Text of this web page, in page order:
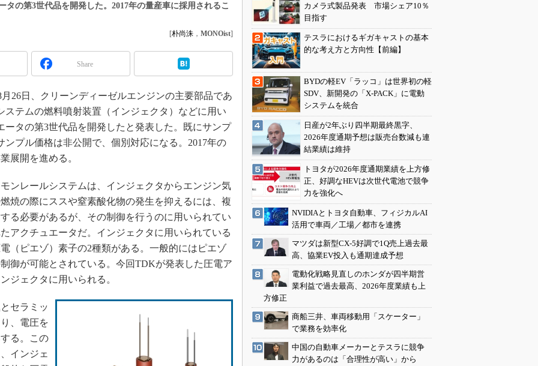
EdgeTech+
AUTOMOTIVE WORLD
産業オープンネット展
組み込みモデリング
ISO26262
3Dプリンタ
S＆OP
メイドインジャパン
植物工場
知財マネジメント
海外生産
新型コロナへの対応
の第3世代品を開発した。2017年の量産車に採用されるこ
[朴尚洙 ， MONOist]
Share
26日、クリーンディーゼルエンジンの主要部品であ
ステムの燃料噴射装置（インジェクタ）などに用い
ータの第3世代品を開発したと発表した。既にサンプ
ンプル価格は非公開で、個別対応になる。2017年の
展開を進める。
レールシステムは、インジェクタからエンジン気
焼の際にススや窒素酸化物の発生を抑えるには、複
る必要があるが、その制御を行うのに用いられてい
アクチュエータだ。インジェクタに用いられている
（ピエゾ）素子の2種類がある。一般的にはピエゾ
御が可能とされている。今回TDKが発表した圧電ア
ジェクタに用いられる。
セラミッ
、電圧を
る。この
インジェ
カメラ式製品発表 市場シェア10％
目指す
テスラにおけるギガキャストの基本
的な考え方と方向性【前編】
BYDの軽EV「ラッコ」は世界初の軽
SDV、新開発の「X-PACK」に電動
システムを統合
日産が2年ぶり四半期最終黒字、
2026年度通期予想は販売台数減も連
結業績は維持
トヨタが2026年度通期業績を上方修
正、好調なHEVは次世代電池で競争
力を強化へ
NVIDIAとトヨタ自動車、フィジカルAI
活用で車両／工場／都市を連携
マツダは新型CX-5好調で1Q売上過去最
高、協業EV投入も通期達成予想
電動化戦略見直しのホンダが四半期営
業利益で過去最高、2026年度業績も上
方修正
商船三井、車両移動用「スケーター」
で業務を効率化
中国の自動車メーカーとテスラに競争
力があるのは「合理性が高い」から